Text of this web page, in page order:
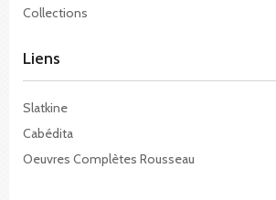
Collections
Liens
Slatkine
Cabédita
Oeuvres Complètes Rousseau